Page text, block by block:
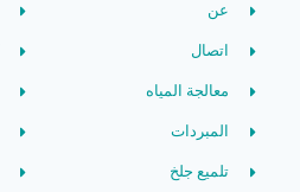
عن
اتصال
معالجة المياه
المبردات
تلميع جلخ